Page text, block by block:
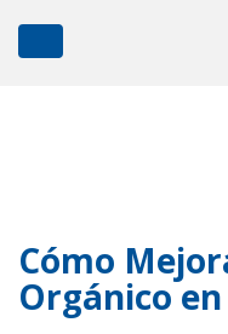
Cómo
Orgánico en